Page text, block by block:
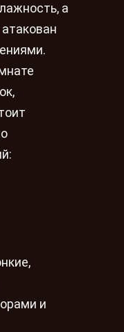
а
и